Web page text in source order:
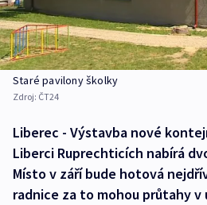
Staré pavilony školky
Zdroj: ČT24
Liberec - Výstavba nové
Liberci Ruprechticích nabírá
Místo v září bude hotová
radnice za to mohou průtahy v